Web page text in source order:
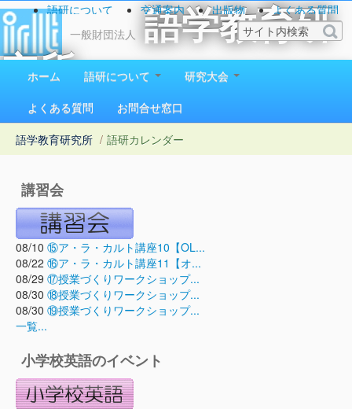
一般財団法人
語学教育研
究所
1923（大正12）年創立
語研について 交通案内 出版物
よくある質問
お問い合わせ
ホーム 語研について
研究大会
よくある質問
お問合せ窓口
語学教育研究所 / 語研カレンダー
講習会
08/10 ⑮ア・ラ・カルト講座10【OL...
08/22 ⑯ア・ラ・カルト講座11【オ...
08/29 ⑰授業づくりワークショップ...
08/30 ⑱授業づくりワークショップ...
08/30 ⑲授業づくりワークショップ...
一覧...
小学校英語のイベント